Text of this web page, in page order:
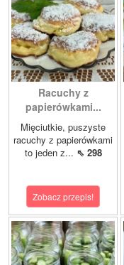
Racuchy z
papierówkami...
Mięciutkie, puszyste
racuchy z papierówkami
to jeden z... ⇖ 298
Zobacz przepis!